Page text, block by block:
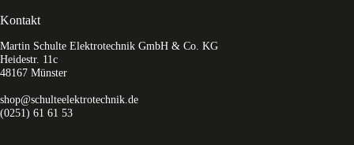
Kontakt
Martin Schulte Elektrotechnik GmbH & Co. KG
Heidestr. 11c
48167 Münster
shop@schulteelektrotechnik.de
(0251) 61 61 53